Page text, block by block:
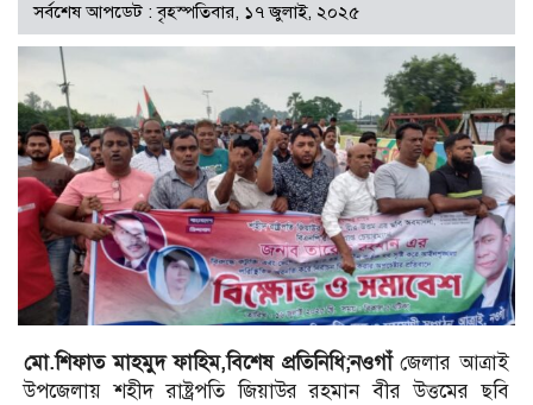
সর্বশেষ আপডেট : বৃহস্পতিবার, ১৭ জুলাই, ২০২৫
মো.শিফাত মাহমুদ ফাহিম,বিশেষ প্রতিনিধি;নওগাঁজেলার আত্রাই
উপজেলায় শহীদ রাষ্ট্রপতি জিয়াউর রহমান বীর উত্তমের ছবি